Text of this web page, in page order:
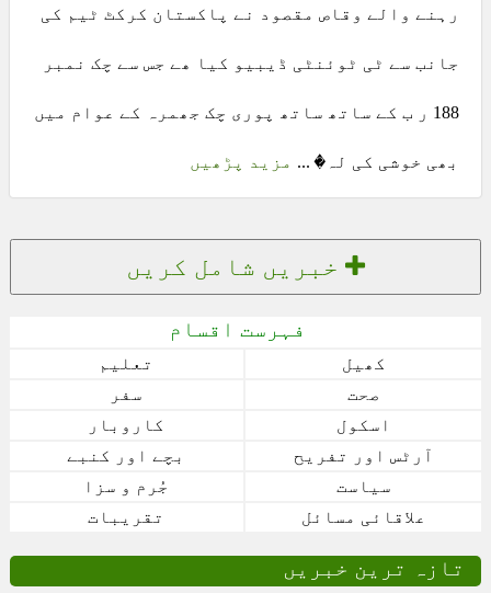
رہنے والے وقاص مقصود نے پاکستان کرکٹ ٹیم کی
جانب سے ٹی ٹوئنٹی ڈیبیو کیا ھے جس سے چک نمبر
188 ر ب کے ساتھ ساتھ پوری چک جھمرہ کے عوام میں
بھی خوشی کی لہ� ... مزید پڑھیں
خبریں شامل کریں
فہرست اقسام
کھیل
تعلیم
صحت
سفر
اسکول
کاروبار
آرٹس اور تفریح
بچے اور کنبے
سیاست
جُرم و سزا
علاقائی مسائل
تقریبات
تازہ ترین خبریں